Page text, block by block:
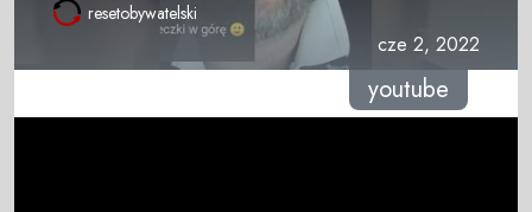
resetobywatelski
cze 2, 2022
youtube